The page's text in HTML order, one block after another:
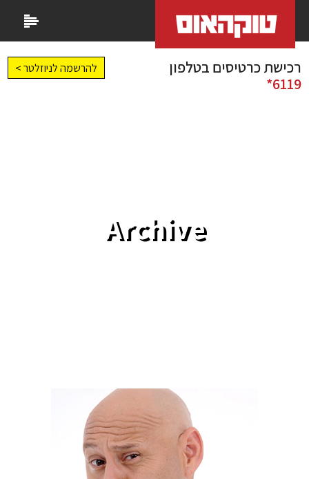
רכישת כרטיסים בטלפון
6119*
להרשמה לניוזלטר >
Archive